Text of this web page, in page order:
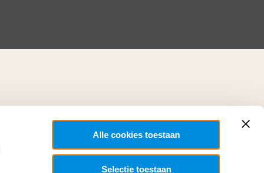
Alle cookies toestaan
Selectie toestaan